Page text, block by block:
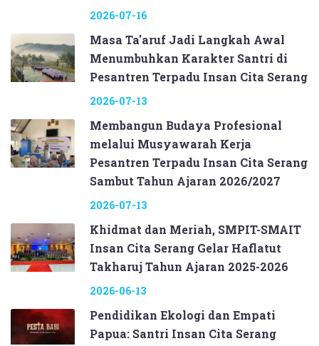
2026-07-16
Masa Ta'aruf Jadi Langkah Awal
Menumbuhkan Karakter Santri di
Pesantren Terpadu Insan Cita Serang
2026-07-13
Membangun Budaya Profesional
melalui Musyawarah Kerja
Pesantren Terpadu Insan Cita Serang
Sambut Tahun Ajaran 2026/2027
2026-07-13
Khidmat dan Meriah, SMPIT-SMAIT
Insan Cita Serang Gelar Haflatut
Takharuj Tahun Ajaran 2025-2026
2026-06-13
Pendidikan Ekologi dan Empati
Papua: Santri Insan Cita Serang